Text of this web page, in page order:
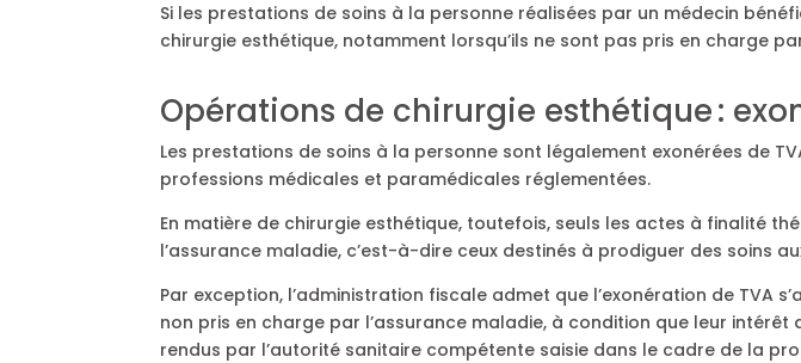
Si les prestations de soins à la personne réalisées par un médecin
chirurgie esthétique, notamment lorsqu’ils ne sont pas pris en charge
Opérations de chirurgie esthétique :
Les prestations de soins à la personne sont légalement exonérées de
professions médicales et paramédicales réglementées.
En matière de chirurgie esthétique, toutefois, seuls les actes à finalité
l’assurance maladie, c’est-à-dire ceux destinés à prodiguer des soins
Par exception, l’administration fiscale admet que l’exonération de TVA
non pris en charge par l’assurance maladie, à condition que leur
rendus par l’autorité sanitaire compétente saisie dans le cadre de la